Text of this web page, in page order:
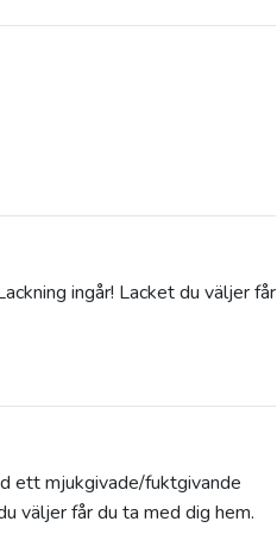
ingår! Lacket du väljer får
ett mjukgivade/fuktgivande
väljer får du ta med dig hem.